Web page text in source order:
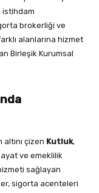
istihdam
brokerliği ve
alanlarına hizmet
Birleşik Kurumsal
çizen Kutluk,
ve emeklilik
sağlayan
sigorta acenteleri